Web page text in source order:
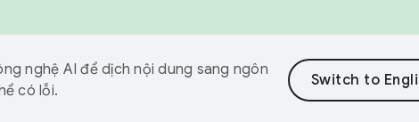
nghệ AI để dịch nội dung sang ngôn
có lỗi.